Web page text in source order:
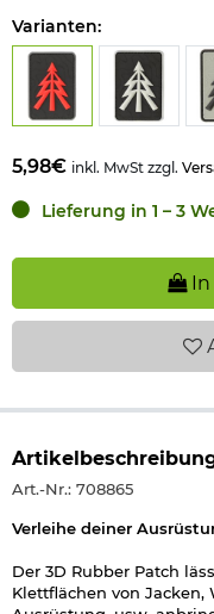
Varianten:
5,98€ inkl. MwSt zzgl.
Lieferung in 1 – 3
Art.-Nr.: 708865
Verleihe deiner
Der 3D Rubber Patch
Klettflächen von Jacken,